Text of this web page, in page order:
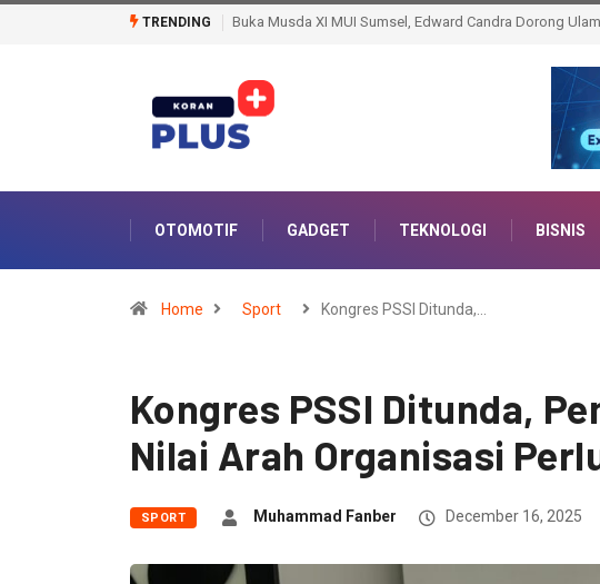
TRENDING Tembus Pertahanan Rapat Nawasena FC, Bina Mutiara
OTOMOTIF GADGET TEKNOLOGI BISNIS
Home Sport Kongres PSSI Ditunda,…
Kongres PSSI Ditunda,
Nilai Arah Organisasi
SPORT Muhammad Fanber December 16, 2025